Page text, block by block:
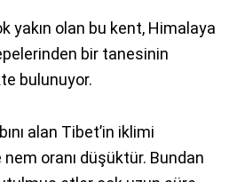
yakın olan bu kent, Himalaya
bir tanesinin
bulunuyor.
alan Tibet’in iklimi
oranı düşüktür. Bundan